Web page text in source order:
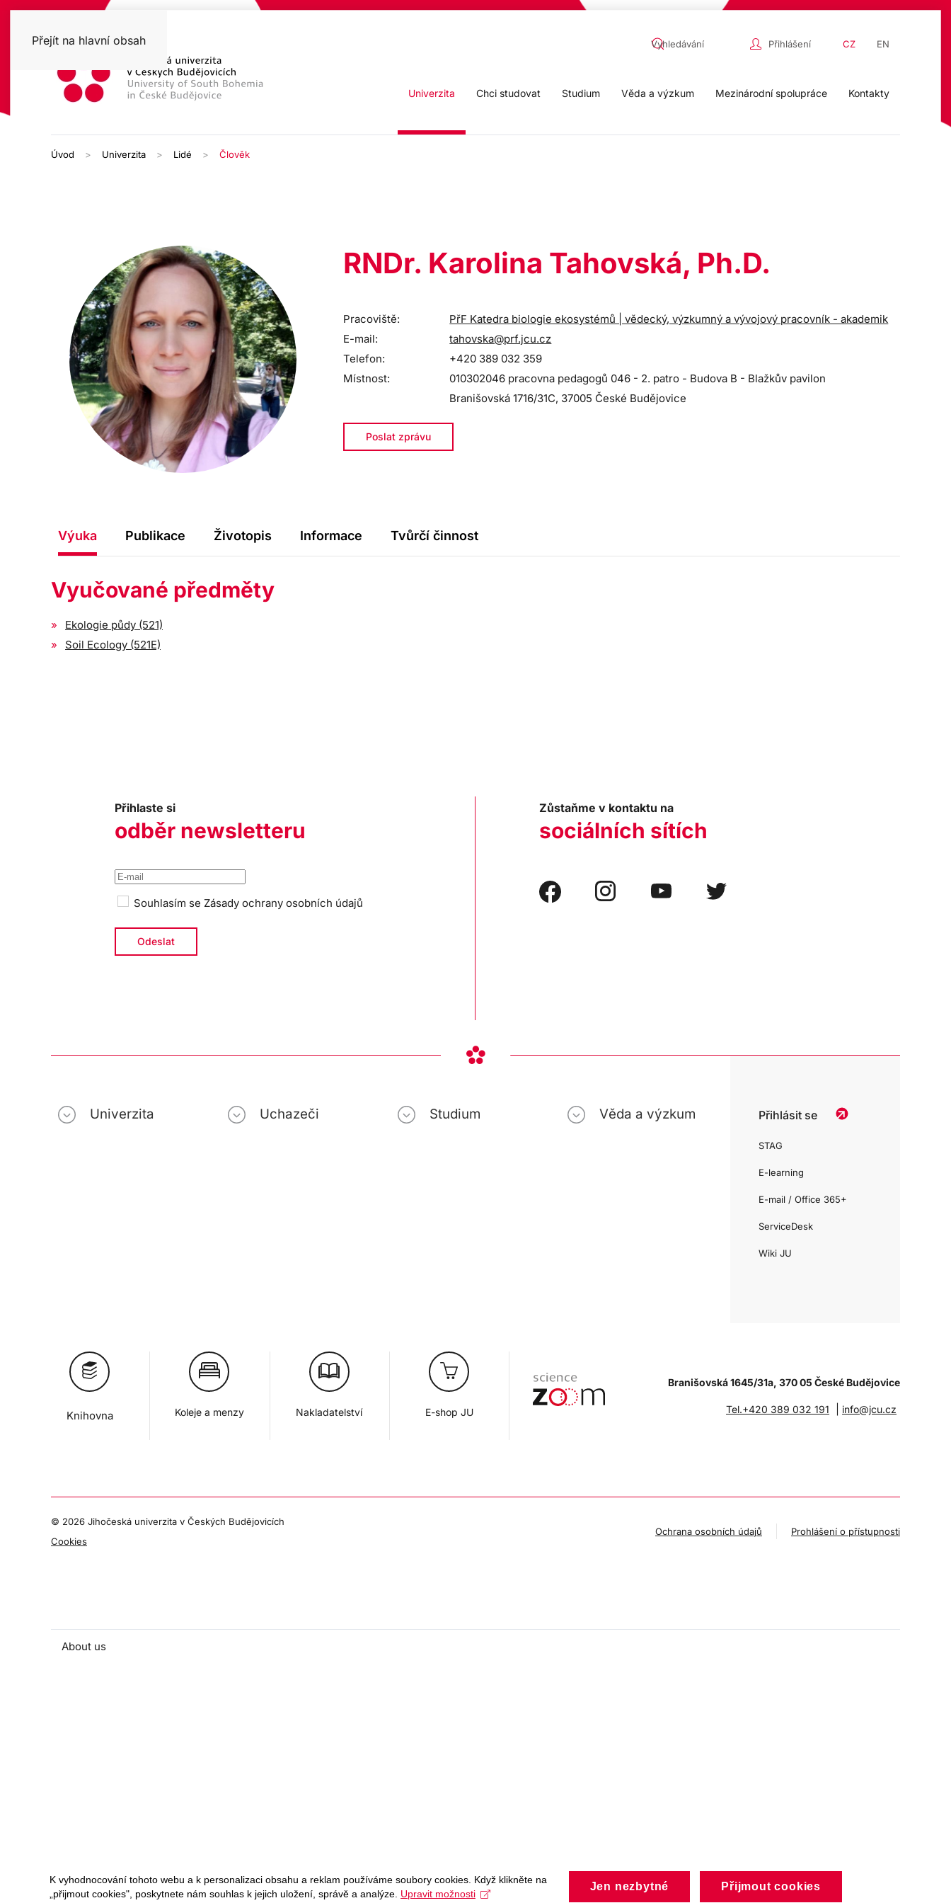
Přejít na hlavní obsah Přihlášení CZ EN
Univerzita Chci studovat Studium Věda a výzkum Mezinárodní spolupráce Kontakty
Úvod Univerzita Lidé Člověk
RNDr. Karolina Tahovská, Ph.D.
Pracoviště:
PřF Katedra biologie ekosystémů | vědecký, výzkumný a vývojový pracovník - akademik
E-mail:
tahovska@prf.jcu.cz
Telefon:
+420 389 032 359
Místnost:
010302046 pracovna pedagogů 046 - 2. patro - Budova B - Blažkův pavilon
Branišovská 1716/31C, 37005 České Budějovice
Poslat zprávu
Výuka Publikace Životopis Informace Tvůrčí činnost
Vyučované předměty
Ekologie půdy (521)
Soil Ecology (521E)
Přihlaste si
odběr newsletteru
Souhlasím se Zásady ochrany osobních údajů
Zůstaňme v kontaktu na
sociálních sítích
Univerzita Uchazeči Studium Věda a výzkum Přihlásit se
STAG
E-learning
E-mail / Office 365+
ServiceDesk
Wiki JU
Knihovna Koleje a menzy Nakladatelství E-shop JU
Branišovská 1645/31a, 370 05 České Budějovice
Tel.+420 389 032 191 info@jcu.cz
© 2026 Jihočeská univerzita v Českých Budějovicích
Cookies
Ochrana osobních údajů Prohlášení o přístupnosti
About us
K vyhodnocování tohoto webu a k personalizaci obsahu a reklam používáme soubory cookies. Když klikněte na
„přijmout cookies", poskytnete nám souhlas k jejich uložení, správě a analýze. Upravit možnosti
Jen nezbytné Přijmout cookies